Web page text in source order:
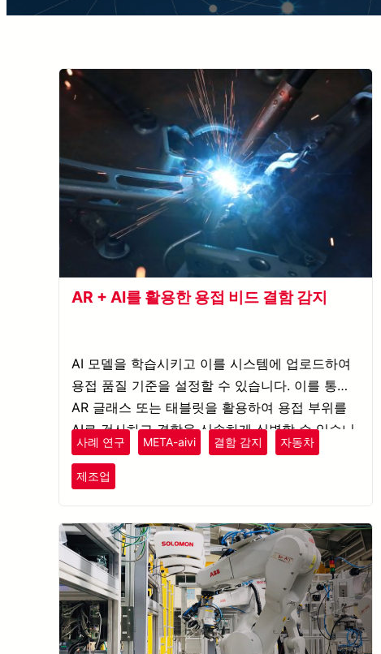
AR + AI를 활용한 용접 비드 결함 감지
AI 모델을 학습시키고 이를 시스템에 업로드하여
용접 품질 기준을 설정할 수 있습니다. 이를 통해
AR 글래스 또는 태블릿을 활용하여 용접 부위를
AI로 검사하고 결함을 신속하게 식별할 수 있습니
다.
사례 연구 META-aivi 결함 감지 자동차
제조업